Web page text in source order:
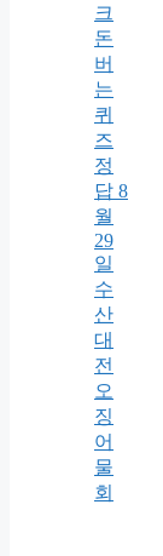
크
돈
버
는
퀴
즈
정
답 8
월
29
일
수
산
대
전
오
징
어
물
회